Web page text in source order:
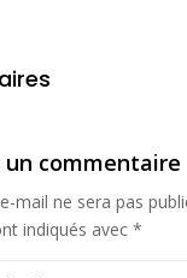
commentaire
mail ne sera pas
indiqués avec *